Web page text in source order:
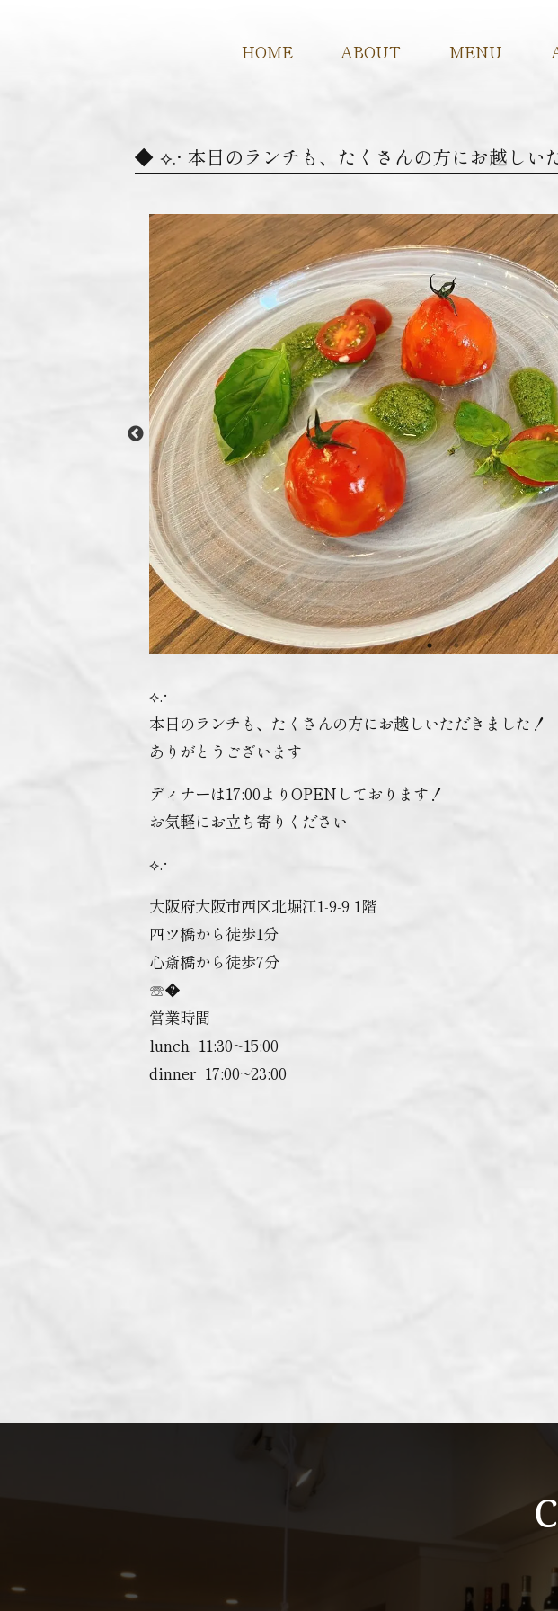
HOME ABOUT MENU
⟡.· 本日のランチも、たくさんの方にお越し
⟡.·
本日のランチも、たくさんの方にお越しいただきました！
ありがとうございます
ディナーは17:00よりOPENしております！
お気軽にお立ち寄りください
⟡.·
大阪府大阪市西区北堀江1-9-9 1階
四ツ橋から徒歩1分
心斎橋から徒歩7分
☏�
営業時間
lunch ︎ 11:30~15:00
dinner ︎ 17:00~23:00